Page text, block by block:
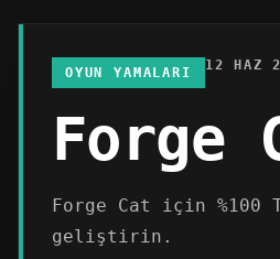
OYUN YAMALARI 12 HAZ
Forge
Forge Cat için %100
geliştirin.